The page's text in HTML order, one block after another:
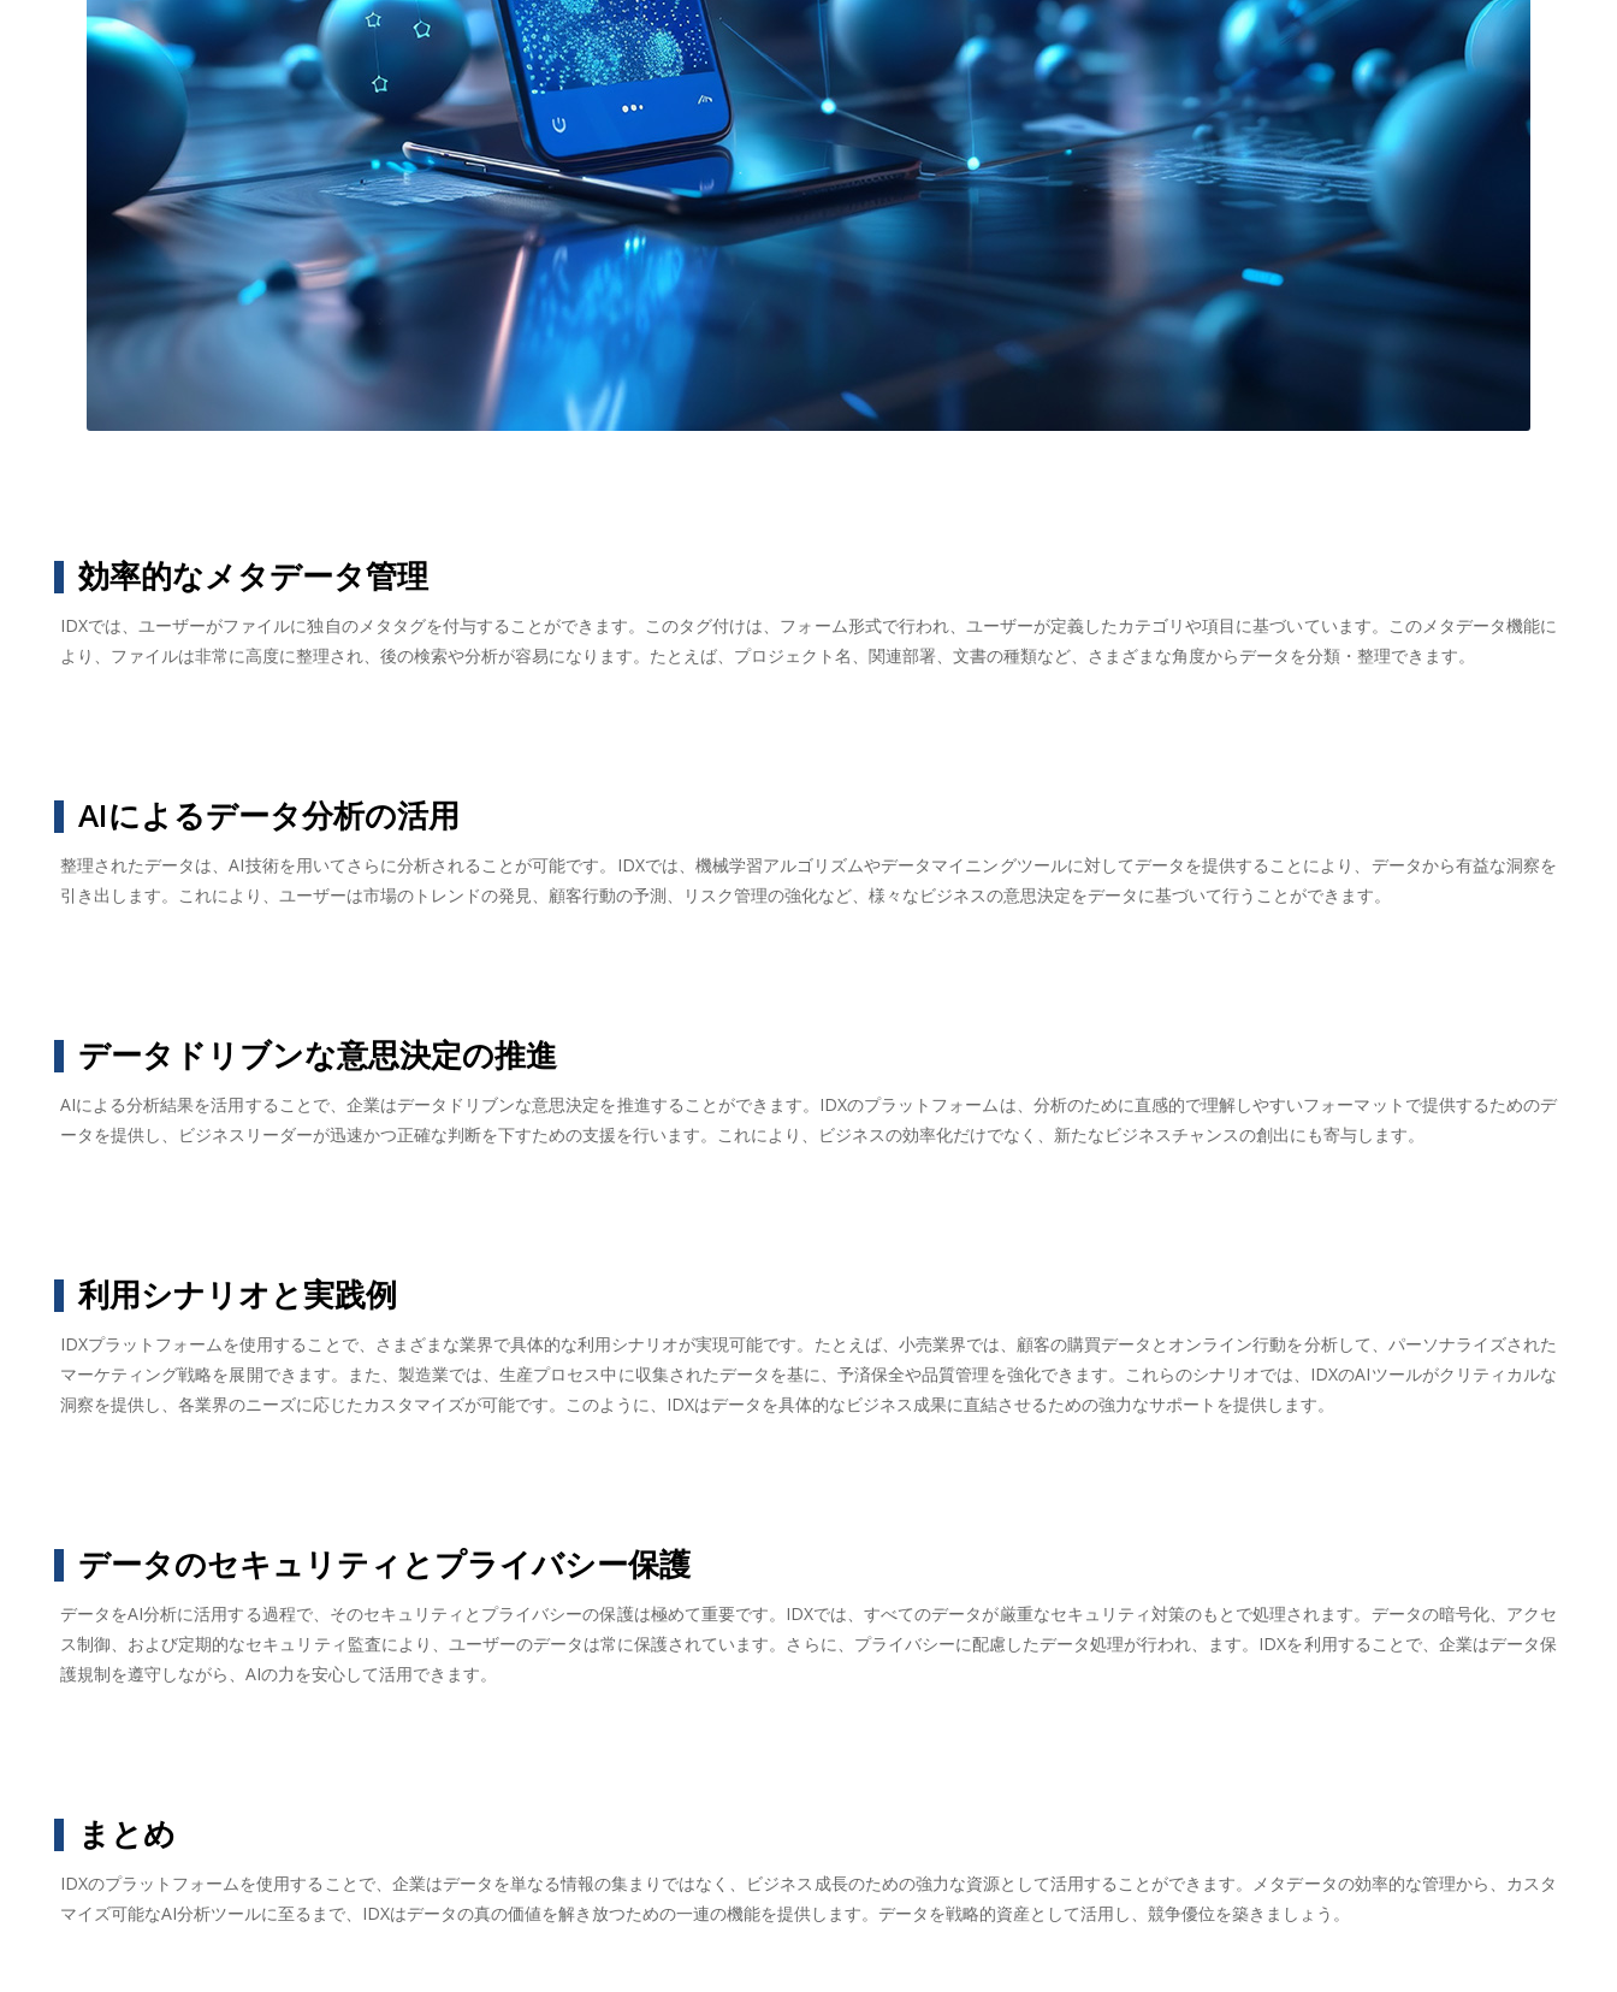
効率的なメタデータ管理
IDXでは、ユーザーがファイルに独自のメタタグを付与することができます。このタグ付けは、フォーム形式で行われ、ユーザーが定義したカテゴリや項目に基づいています。このメタデータ機能に
より、ファイルは非常に高度に整理され、後の検索や分析が容易になります。たとえば、プロジェクト名、関連部署、文書の種類など、さまざまな角度からデータを分類・整理できます。
AIによるデータ分析の活用
整理されたデータは、AI技術を用いてさらに分析されることが可能です。IDXでは、機械学習アルゴリズムやデータマイニングツールに対してデータを提供することにより、データから有益な洞察を
引き出します。これにより、ユーザーは市場のトレンドの発見、顧客行動の予測、リスク管理の強化など、様々なビジネスの意思決定をデータに基づいて行うことができます。
データドリブンな意思決定の推進
AIによる分析結果を活用することで、企業はデータドリブンな意思決定を推進することができます。IDXのプラットフォームは、分析のために直感的で理解しやすいフォーマットで提供するためのデ
ータを提供し、ビジネスリーダーが迅速かつ正確な判断を下すための支援を行います。これにより、ビジネスの効率化だけでなく、新たなビジネスチャンスの創出にも寄与します。
利用シナリオと実践例
IDXプラットフォームを使用することで、さまざまな業界で具体的な利用シナリオが実現可能です。たとえば、小売業界では、顧客の購買データとオンライン行動を分析して、パーソナライズされた
マーケティング戦略を展開できます。また、製造業では、生産プロセス中に収集されたデータを基に、予済保全や品質管理を強化できます。これらのシナリオでは、IDXのAIツールがクリティカルな
洞察を提供し、各業界のニーズに応じたカスタマイズが可能です。このように、IDXはデータを具体的なビジネス成果に直結させるための強力なサポートを提供します。
データのセキュリティとプライバシー保護
データをAI分析に活用する過程で、そのセキュリティとプライバシーの保護は極めて重要です。IDXでは、すべてのデータが厳重なセキュリティ対策のもとで処理されます。データの暗号化、アクセ
ス制御、および定期的なセキュリティ監査により、ユーザーのデータは常に保護されています。さらに、プライバシーに配慮したデータ処理が行われ、ます。IDXを利用することで、企業はデータ保
護規制を遵守しながら、AIの力を安心して活用できます。
まとめ
IDXのプラットフォームを使用することで、企業はデータを単なる情報の集まりではなく、ビジネス成長のための強力な資源として活用することができます。メタデータの効率的な管理から、カスタ
マイズ可能なAI分析ツールに至るまで、IDXはデータの真の価値を解き放つための一連の機能を提供します。データを戦略的資産として活用し、競争優位を築きましょう。